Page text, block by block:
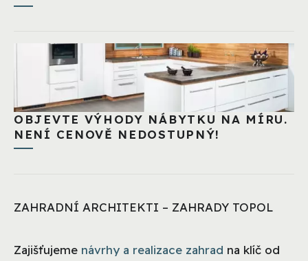
OBJEVTE VÝHODY NÁBYTKU NA MÍRU.
NENÍ CENOVĚ NEDOSTUPNÝ!
ZAHRADNÍ ARCHITEKTI – ZAHRADY TOPOL
Zajišťujeme návrhy a realizace zahrad na klíč od